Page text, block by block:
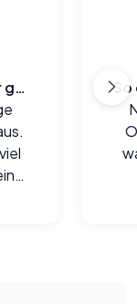
Ich glaube nicht, dass es billiger geht.